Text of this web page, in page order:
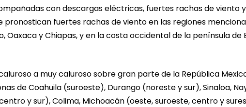
con descargas eléctricas, fuertes rachas de viento y
pronostican fuertes rachas de viento en las regiones
Oaxaca y Chiapas, y en la costa occidental de la península de
a muy caluroso sobre gran parte de la República
de Coahuila (suroeste), Durango (noreste y sur), Sinaloa,
y sur), Colima, Michoacán (oeste, suroeste, centro y